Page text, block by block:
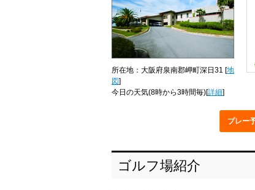
所在地：大阪府泉南郡岬町深日31 [地
図]
今日の天気(8時から3時間毎)[詳細]
プレー
ゴルフ場紹介